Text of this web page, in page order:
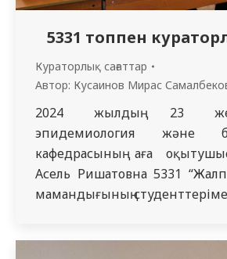
5331 топпен
Кураторлық сағаттар
Автор: Кусаинов Мирас
2024 жылдың 23
эпидемиология және
кафедрасының аға
Асель Ришатовна 5331
мамандығының